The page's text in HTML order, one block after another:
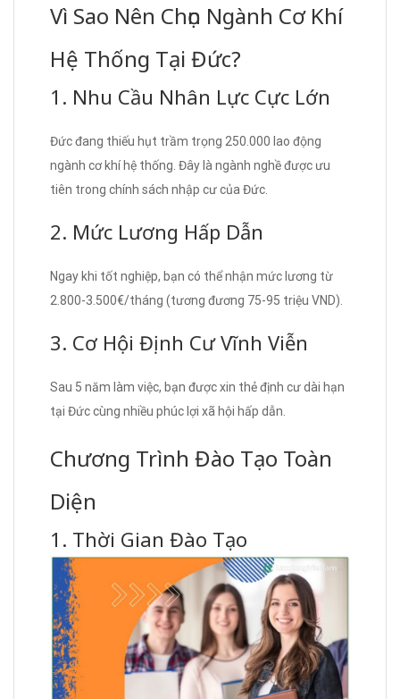
Vì Sao Nên Chọn Ngành Cơ Khí
Hệ Thống Tại Đức?
1. Nhu Cầu Nhân Lực Cực Lớn
Đức đang thiếu hụt trầm trọng 250.000 lao động
ngành cơ khí hệ thống. Đây là ngành nghề được ưu
tiên trong chính sách nhập cư của Đức.
2. Mức Lương Hấp Dẫn
Ngay khi tốt nghiệp, bạn có thể nhận mức lương từ
2.800-3.500€/tháng (tương đương 75-95 triệu VND).
3. Cơ Hội Định Cư Vĩnh Viễn
Sau 5 năm làm việc, bạn được xin thẻ định cư dài hạn
tại Đức cùng nhiều phúc lợi xã hội hấp dẫn.
Chương Trình Đào Tạo Toàn
Diện
1. Thời Gian Đào Tạo